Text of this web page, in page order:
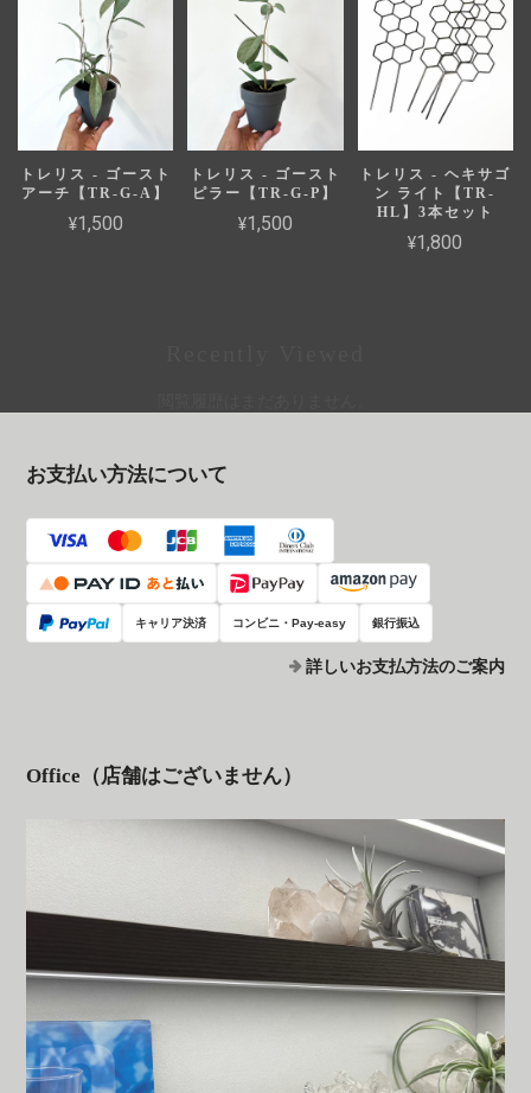
トレリス - ゴースト
アーチ【TR-G-A】
¥1,500
トレリス - ゴースト
ピラー【TR-G-P】
¥1,500
トレリス - ヘキサゴ
ン ライト【TR-
HL】3本セット
¥1,800
お支払い方法について
キャリア決済 コンビニ・Pay-easy 銀行振込
詳しいお支払方法のご案内
Office（店舗はございません）